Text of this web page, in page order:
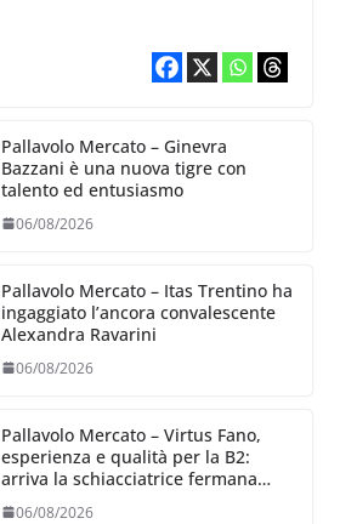
Pallavolo Mercato – Ginevra
Bazzani è una nuova tigre con
talento ed entusiasmo
06/08/2026
Pallavolo Mercato – Itas Trentino ha
ingaggiato l’ancora convalescente
Alexandra Ravarini
06/08/2026
Pallavolo Mercato – Virtus Fano,
esperienza e qualità per la B2:
arriva la schiacciatrice fermana
Alessia Castellucci
06/08/2026